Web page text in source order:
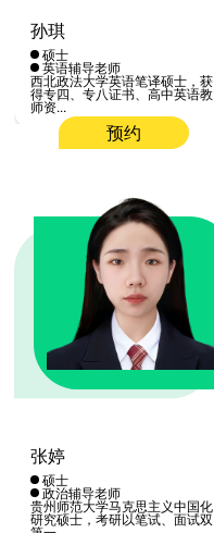
孙琪
硕士
英语辅导老师
西北政法大学英语笔译硕士，获
得专四、专八证书、高中英语教
师资...
预约
张婷
硕士
政治辅导老师
贵州师范大学马克思主义中国化
研究硕士，考研以笔试、面试双